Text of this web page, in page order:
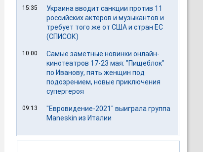
15:35
Украина вводит санкции против 11
российских актеров и музыкантов и
требует того же от США и стран ЕС
(СПИСОК)
10:00
Самые заметные новинки онлайн-
кинотеатров 17-23 мая: "Пищеблок"
по Иванову, пять женщин под
подозрением, новые приключения
супергероя
09:13
"Евровидение-2021" выиграла группа
Maneskin из Италии